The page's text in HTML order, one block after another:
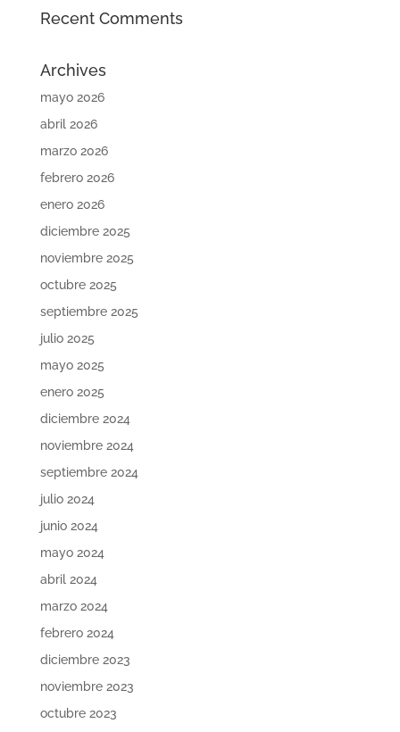
Recent Comments
Archives
mayo 2026
abril 2026
marzo 2026
febrero 2026
enero 2026
diciembre 2025
noviembre 2025
octubre 2025
septiembre 2025
julio 2025
mayo 2025
enero 2025
diciembre 2024
noviembre 2024
septiembre 2024
julio 2024
junio 2024
mayo 2024
abril 2024
marzo 2024
febrero 2024
diciembre 2023
noviembre 2023
octubre 2023